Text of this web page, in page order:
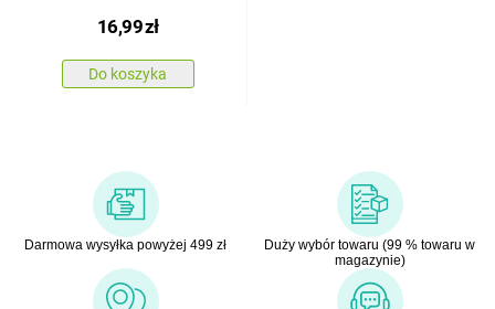
16,99zł
Do koszyka
Darmowa wysyłka powyżej 499 zł
Duży wybór towaru (99 % towaru w
magazynie)